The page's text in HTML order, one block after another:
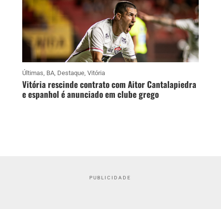
Últimas, BA, Destaque, Vitória
Vitória rescinde contrato com Aitor Cantalapiedra
e espanhol é anunciado em clube grego
PUBLICIDADE